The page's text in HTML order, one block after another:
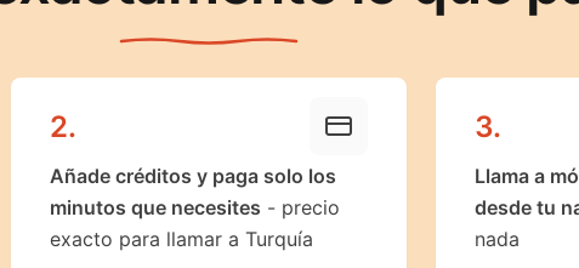
2.
Añade créditos y paga solo los
minutos que necesites - precio
exacto para llamar a Turquía
3.
Llama a
desde tu
nada